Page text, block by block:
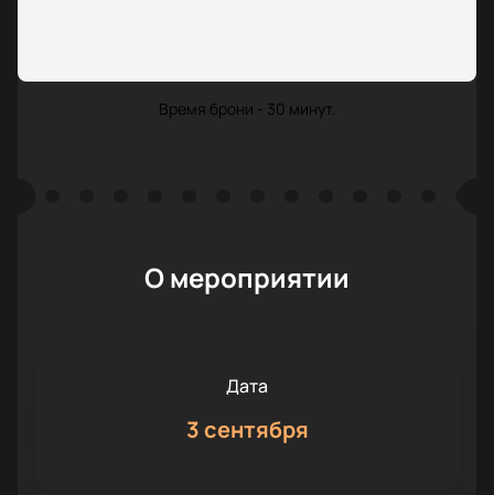
Время брони - 30 минут.
О мероприятии
Дата
3 сентября